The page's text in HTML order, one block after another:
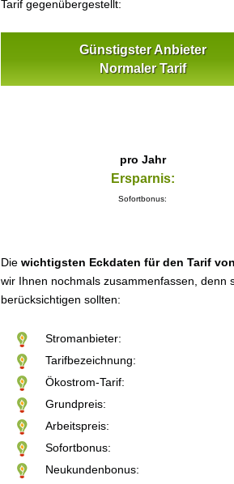
Tarif gegenübergestellt:
Günstigster Anbieter
Normaler Tarif
pro Jahr
Ersparnis:
Sofortbonus:
Die wichtigsten Eckdaten für den Tarif von
wir Ihnen nochmals zusammenfassen, denn
berücksichtigen sollten:
Stromanbieter:
Tarifbezeichnung:
Ökostrom-Tarif:
Grundpreis:
Arbeitspreis:
Sofortbonus:
Neukundenbonus: